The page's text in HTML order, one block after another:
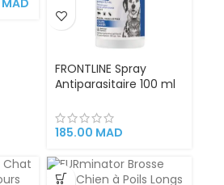
FRONTLINE Spray
Antiparasitaire 100 ml
Chiots et Chatons |
Élimine Puces et
185.00 MAD